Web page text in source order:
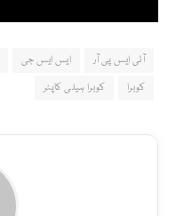
آئی ایس پی آر ایس ایس جی
کوبرا
کوبرا ہیلی کاپٹر